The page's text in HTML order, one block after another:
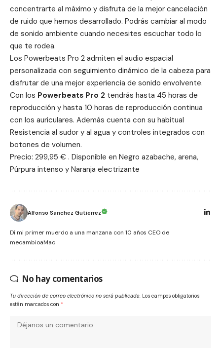
concentrarte al máximo y disfruta de la mejor cancelación
de ruido que hemos desarrollado. Podrás cambiar al modo
de sonido ambiente cuando necesites escuchar todo lo
que te rodea.
Los Powerbeats Pro 2 admiten el audio espacial
personalizada con seguimiento dinámico de la cabeza para
disfrutar de una mejor experiencia de sonido envolvente.
Con los Powerbeats Pro 2 tendrás hasta 45 horas de
reproducción y hasta 10 horas de reproducción continua
con los auriculares. Además cuenta con su habitual
Resistencia al sudor y al agua y controles integrados con
botones de volumen.
Precio: 299,95 € . Disponible en Negro azabache, arena,
Púrpura intenso y Naranja electrizante
Alfonso Sanchez Gutierrez
Dí mi primer muerdo a una manzana con 10 años CEO de
mecambioaMac
No hay comentarios
Tu dirección de correo electrónico no será publicada. Los campos obligatorios
están marcados con *